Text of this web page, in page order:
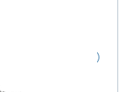
(76)